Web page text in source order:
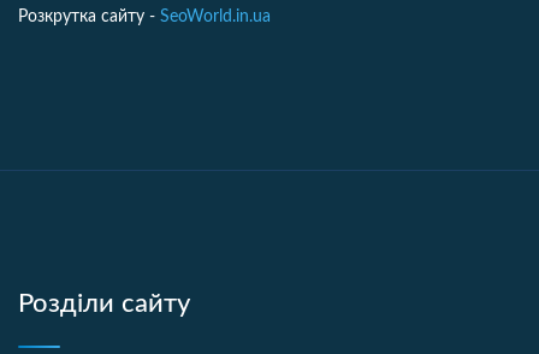
Розкрутка сайту - SeoWorld.in.ua
Розділи сайту